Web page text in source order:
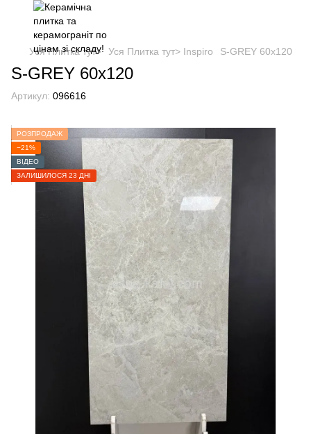
Уся Плитка тут> Уся Плитка тут> Inspiro S-GREY 60x120
S-GREY 60x120
Артикул: 096616
РОЗПРОДАЖ
−21%
ВІДЕО
ЗАЛИШИЛОСЯ 23 ДНІ